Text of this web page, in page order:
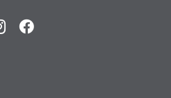
Facebook